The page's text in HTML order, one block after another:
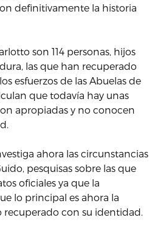
definitivamente la historia
son 114 personas, hijos
las que han recuperado
esfuerzos de las Abuelas de
que todavía hay unas
apropiadas y no conocen
ahora las circunstancias
pesquisas sobre las que
oficiales ya que la
lo principal es ahora la
con su identidad.